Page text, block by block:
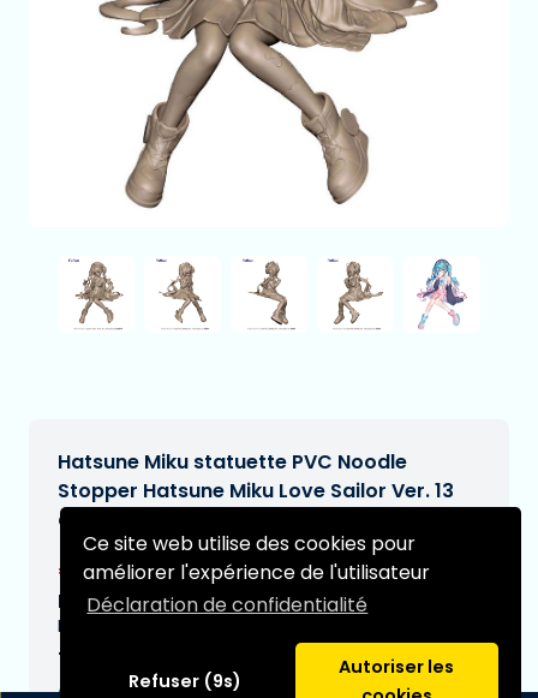
Ce site web utilise des cookies pour
améliorer l'expérience de l'utilisateur
Déclaration de confidentialité
Refuser (9s)
Autoriser les
Hatsune Miku statuette PVC Noodle
Stopper Hatsune Miku Love Sailor Ver. 13
cm
€23,95[Sous réserve de modifications]
Date de livraison prévue:
N/A
Type: